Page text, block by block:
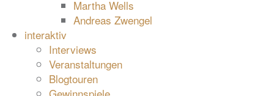
Martha Wells
Andreas Zwengel
interaktiv
Interviews
Veranstaltungen
Blogtouren